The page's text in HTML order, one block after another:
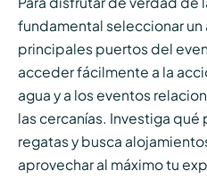
fundamental seleccionar
principales puertos del
acceder fácilmente a la
agua y a los eventos
las cercanías. Investiga qué
regatas y busca
aprovechar al máximo tu